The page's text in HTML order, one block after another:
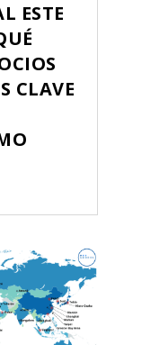
ESTE
CLAVE